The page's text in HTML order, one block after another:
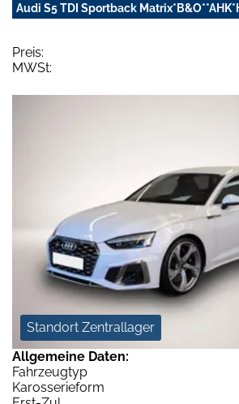
Audi S5 TDI Sportback
Preis:
MWSt:
Standort Zentrallager
Allgemeine Daten:
Fahrzeugtyp
Karosserieform